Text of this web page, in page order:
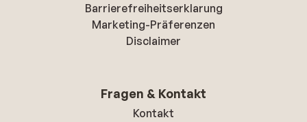
Barrierefreiheitserklarung
Marketing-Präferenzen
Disclaimer
Fragen & Kontakt
Kontakt